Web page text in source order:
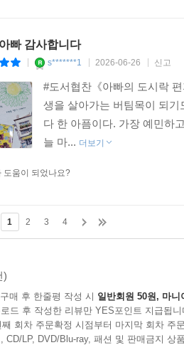
아빠 감사합니다
s*******1 2026-06-26 신고
#도서협찬《아빠의 도시락
생을 살아가는 버팀목이 되기
다 한 아픔이다. 가장 예민하
늘 마... 더보기
도움이 되었나요?
1 2 3 4
)
매 후 한줄평 작성 시 일반회원 50원, 마니
드 후 작성한 리뷰만 YES포인트 지급됩니
째 회차 주문확정 시점부터 마지막 회차 주
CD/LP, DVD/Blu-ray, 패션 및 판매금지 상